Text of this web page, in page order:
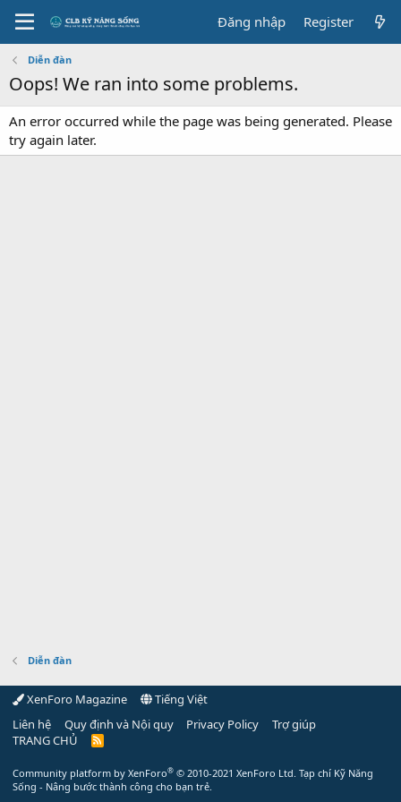
Đăng nhập Register
Diễn đàn
Oops! We ran into some problems.
An error occurred while the page was being generated. Please
try again later.
Diễn đàn
XenForo Magazine
Tiếng Việt
Liên hệ
Quy định và Nội quy Privacy Policy
Trợ giúp
TRANG CHỦ
R
Community platform by XenForo® © 2010-2021 XenForo Ltd. Tạp chí Kỹ Năng
Sống - Nâng bước thành công cho bạn trẻ.